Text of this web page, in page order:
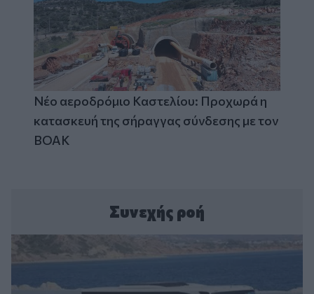
Νέο αεροδρόμιο Καστελίου: Προχωρά η
κατασκευή της σήραγγας σύνδεσης με τον
ΒΟΑΚ
Συνεχής ροή